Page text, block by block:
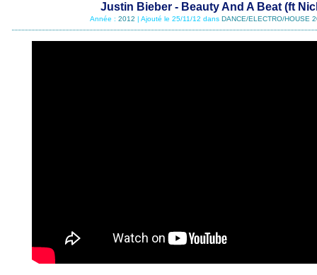
Justin Bieber - Beauty And A Beat (ft
Année : 2012 | Ajouté le 25/11/12 dans DANCE/ELECTRO/HOUSE